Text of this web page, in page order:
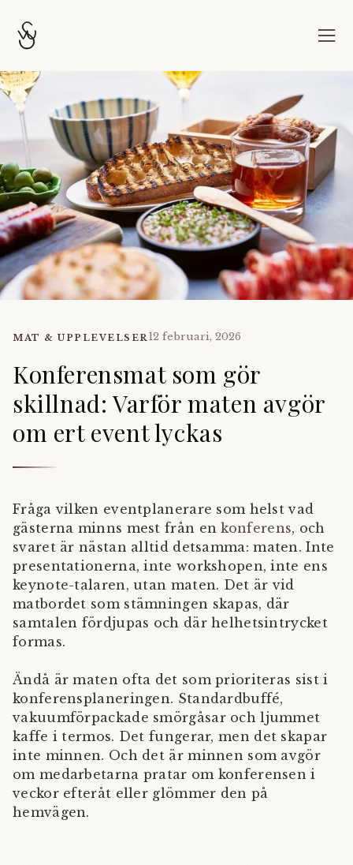
MAT & UPPLEVELSER12 februari, 2026
Konferensmat som gör
skillnad: Varför maten avgör
om ert event lyckas
Fråga vilken eventplanerare som helst vad
gästerna minns mest från enkonferens, och
svaret är nästan alltid detsamma: maten. Inte
presentationerna, inte workshopen, inte ens
keynote-talaren, utan maten. Det är vid
matbordet som stämningen skapas, där
samtalen fördjupas och där helhetsintrycket
formas.
Ändå är maten ofta det som prioriteras sist i
konferensplaneringen. Standardbuffé,
vakuumförpackade smörgåsar och ljummet
kaffe i termos. Det fungerar, men det skapar
inte minnen. Och det är minnen som avgör
om medarbetarna pratar om konferensen i
veckor efteråt eller glömmer den på
hemvägen.